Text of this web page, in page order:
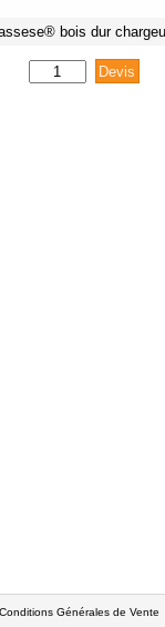
bois dur
Conditions Générales de Vente